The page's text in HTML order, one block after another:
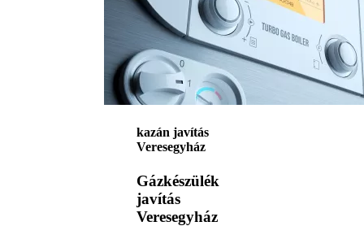
kazán javítás
Veresegyház
Gázkészülék
javítás
Veresegyház